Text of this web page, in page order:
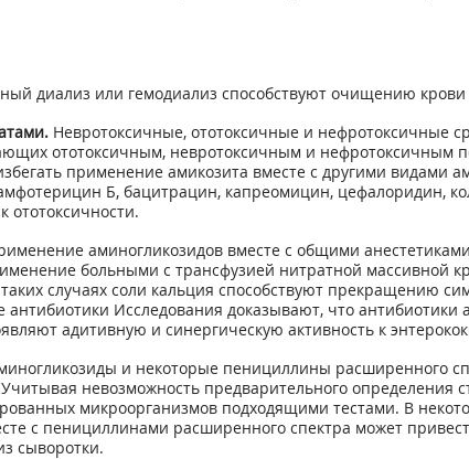
диализ или гемодиализ способствуют очищению
Невротоксичные, ототоксичные и нефротоксичные
ототоксичным, невротоксичным и нефротоксичным
применение амикозита вместе с другими видами
Б, бацитрацин, капреомицин, цефалоридин,
аминогликозидов вместе с общими
больными с трансфузией нитратной массивной
случаях соли кальция способствуют прекращению
Исследования доказывают, что
адитивную и синергическую активность к
и некоторые пенициллины расширенного
невозможность предварительного определения
микроорганизмов подходящими тестами. В
с пенициллинами расширенного спектра может
сыворотки.